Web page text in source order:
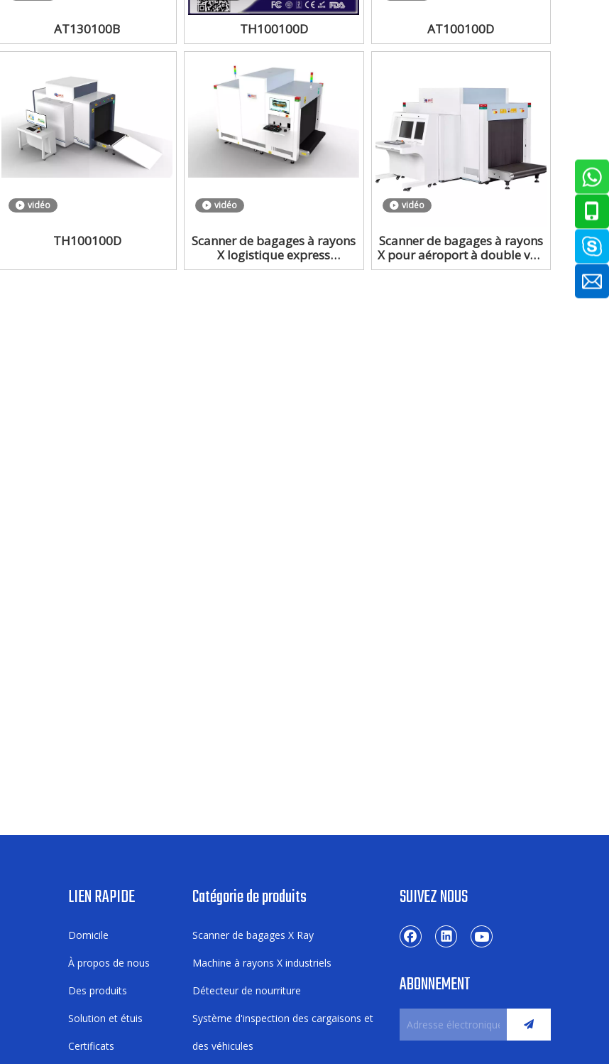
AT130100B TH100100D AT100100D
vidéo
TH100100D
vidéo
Scanner de bagages à rayons
X logistique express
intelligent à grande vitesse
vidéo
Scanner de bagages à rayons
X pour aéroport à double vue
pour l'inspection de sécurité
LIEN RAPIDE
Domicile
À propos de nous
Des produits
Solution et étuis
Certificats
Catégorie de produits
Scanner de bagages X Ray
Machine à rayons X industriels
Détecteur de nourriture
Système d'inspection des cargaisons et
des véhicules
SUIVEZ NOUS
ABONNEMENT